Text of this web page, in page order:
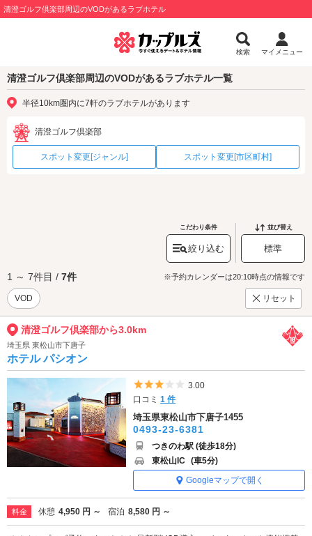
清澄ゴルフ倶楽部周辺のVODがあるラブホテル
検索 マイメニュー
清澄ゴルフ倶楽部周辺のVODがあるラブホテル一覧
半径10km圏内に7軒のラブホテルがあります
清澄ゴルフ倶楽部
スポット変更[ジャンル] スポット変更[市区町村]
こだわり条件
絞り込む
並び替え
標準
1 ～ 7件目 / 7件 ※予約カレンダーは20:10時点の情報です
VOD リセット
清澄ゴルフ倶楽部から3.0km
埼玉県 東松山市下唐子
ホテル パシオン
5つ星のうち3
3.00
口コミ1 件
埼玉県東松山市下唐子1455
0493-23-6381
つきのわ駅 (徒歩18分)
東松山IC (車5分)
Googleマップで開く
料金 休憩 4,950 円 ～ 宿泊 8,580 円 ～